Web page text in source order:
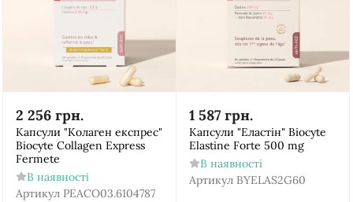
2 256 грн.
Капсули "Колаген експрес"
Biocyte Collagen Express
Fermete
В наявності
Артикул PEACO03.6104787
1 587 грн.
Капсули "Еластін" Biocyte
Elastine Forte 500 mg
В наявності
Артикул BYELAS2G60